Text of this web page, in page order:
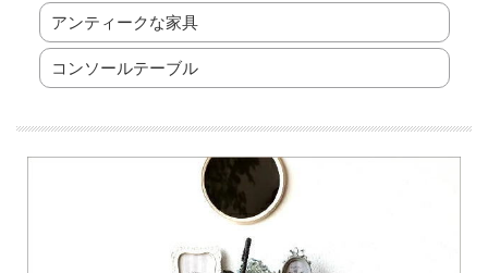
アンティークな家具
コンソールテーブル